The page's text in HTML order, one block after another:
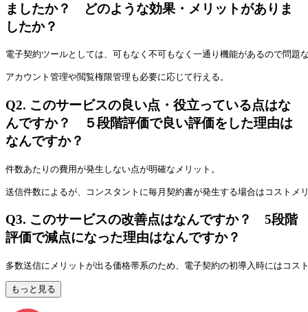
ましたか？ どのような効果・メリットがありま
したか？
電子契約ツールとしては、可もなく不可もなく一通り機能があるので問題
アカウント管理や閲覧権限管理も必要に応じて行える。
Q2. このサービスの良い点・役立っている点はな
んですか？ ５段階評価で良い評価をした理由は
なんですか？
件数あたりの費用が発生しない点が明確なメリット。
送信件数によるが、コンスタントに毎月契約書が発生する場合はコストメ
Q3. このサービスの改善点はなんですか？ 5段階
評価で減点になった理由はなんですか？
多数送信にメリットが出る価格帯系のため、電子契約の初導入時にはコ
もっと見る